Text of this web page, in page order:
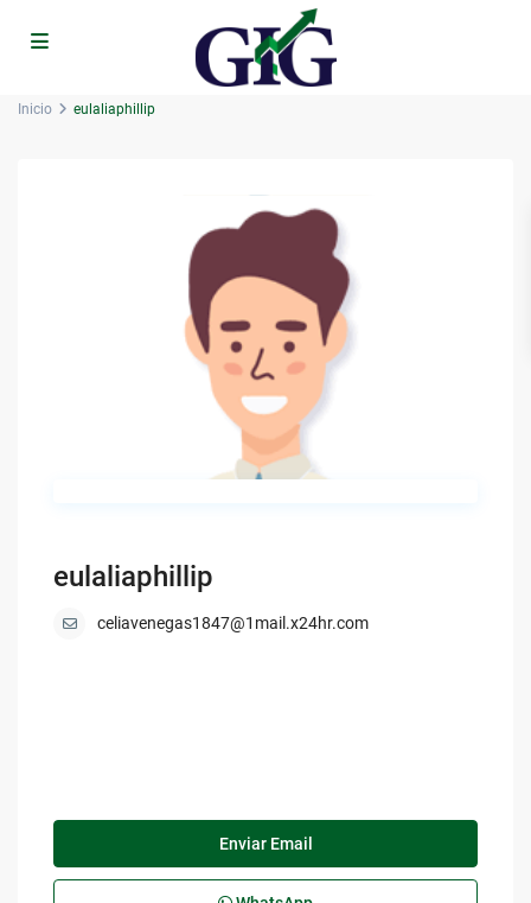
Inicio eulaliaphillip
eulaliaphillip
celiavenegas1847@1mail.x24hr.com
Enviar Email